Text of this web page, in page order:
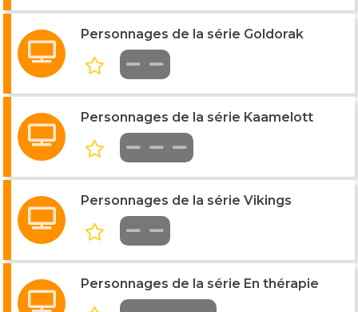
Personnages de la série Goldorak
Personnages de la série Kaamelott
Personnages de la série Vikings
Personnages de la série En thérapie